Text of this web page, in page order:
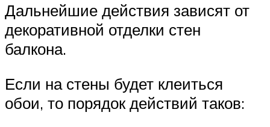
Дальнейшие действия зависят от
декоративной отделки стен
балкона.
Если на стены будет клеиться
обои, то порядок действий таков: